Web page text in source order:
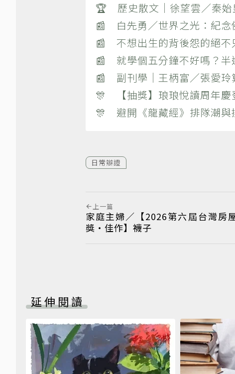
🏆 歷史散文｜徐望雲／秦始
📰 白先勇／世界之光：紀念
📰 不想出生的背後怨的絕不
📰 就學個五分鐘不好嗎？半
📰 副刊學｜王柄富／張愛玲
🎊 【抽獎】琅琅悅讀周年慶
🎊 避開《龍藏經》排隊潮與
日常辯證
上一篇
家庭主婦／【2026第六屆台灣房
獎‧佳作】襪子
延伸閱讀